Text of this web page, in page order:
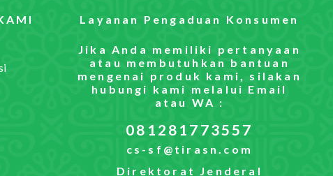
Layanan Pengaduan Konsumen
Jika Anda memiliki pertanyaan
atau membutuhkan bantuan
mengenai produk kami, silakan
hubungi kami melalui Email
atau WA :
081281773557
cs-sf@tirasn.com
Direktorat Jenderal